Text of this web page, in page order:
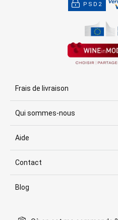
PSD2
Frais de livraison
Qui sommes-nous
Aide
Contact
Blog